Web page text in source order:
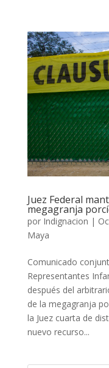
Juez Federal
megagranja
por Indignacion |
Maya
Comunicado
Representantes
después del
de la megagranja
la Juez cuarta de
nuevo recurso...